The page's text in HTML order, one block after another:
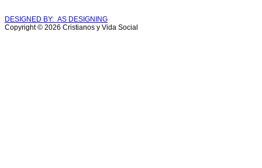
DESIGNED BY: AS DESIGNING
Copyright © 2026 Cristianos y Vida Social